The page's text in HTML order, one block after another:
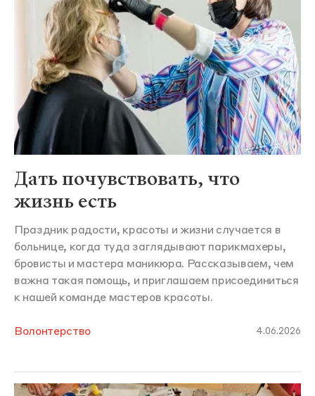
Дать почувствовать, что
жизнь есть
Праздник радости, красоты и жизни случается в
больнице, когда туда заглядывают парикмахеры,
бровисты и мастера маникюра. Рассказываем, чем
важна такая помощь, и приглашаем присоединиться
к нашей команде мастеров красоты.
Волонтерство 4.06.2026